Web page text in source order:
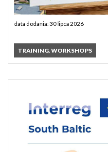
data dodania: 30 lipca 2026
TRAINING, WORKSHOPS